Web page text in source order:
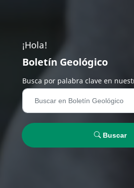
¡Hola!
Boletín Geológico
Busca por palabra clave en
Buscar